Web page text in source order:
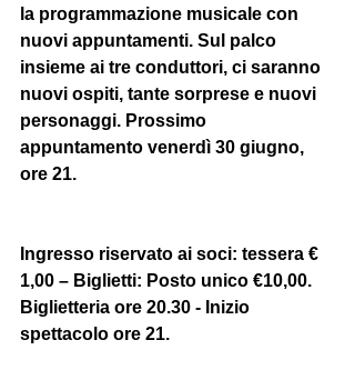
la programmazione musicale con
nuovi appuntamenti. Sul palco
insieme ai tre conduttori, ci saranno
nuovi ospiti, tante sorprese e nuovi
personaggi. Prossimo
appuntamento venerdì 30 giugno,
ore 21.
Ingresso riservato ai soci: tessera €
1,00 – Biglietti: Posto unico €10,00.
Biglietteria ore 20.30 - Inizio
spettacolo ore 21.